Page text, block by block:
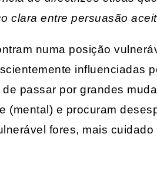
clara entre persuasão
numa posição
influenciadas
passar por grandes
(mental) e procuram
fores, mais cuidado